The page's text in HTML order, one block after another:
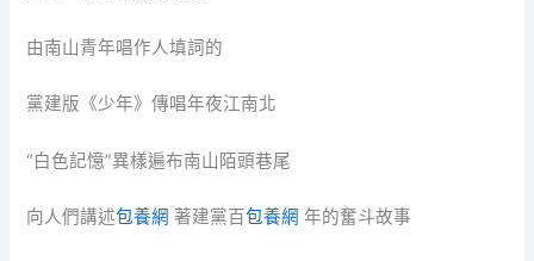
由南山青年唱作人填詞的
黨建版《少年》傳唱年夜江南北
“白色記憶”異樣遍布南山陌頭巷尾
向人們講述包養網 著建黨百包養網 年的奮斗故事